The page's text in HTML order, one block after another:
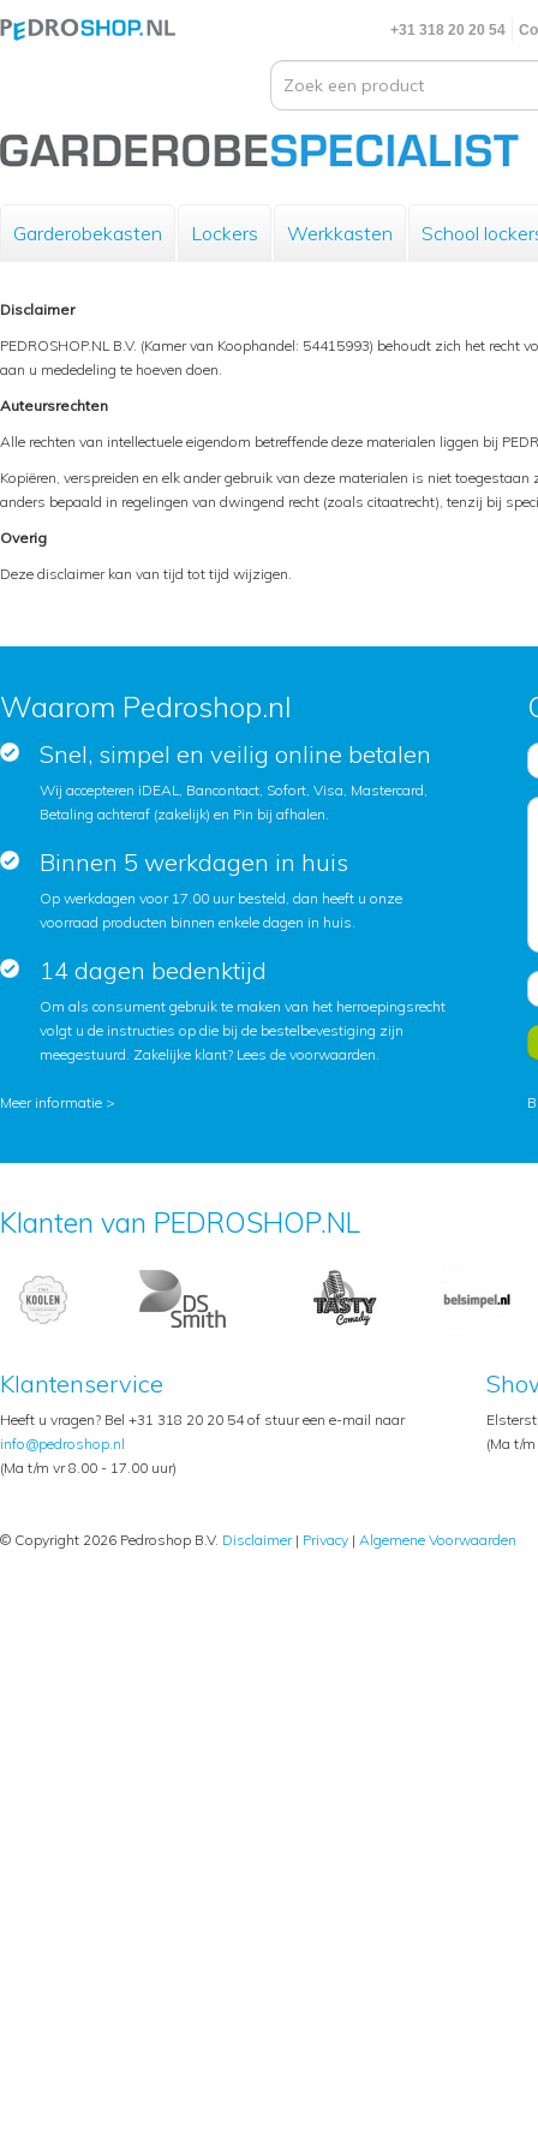
+31 318 20 20 54
Garderobekasten Lockers Werkkasten School
Disclaimer
PEDROSHOP.NL B.V. (Kamer van Koophandel: 54415993) behoudt zich het
aan u mededeling te hoeven doen.
Auteursrechten
Alle rechten van intellectuele eigendom betreffende deze materialen liggen bij
Kopiëren, verspreiden en elk ander gebruik van deze materialen is niet
anders bepaald in regelingen van dwingend recht (zoals citaatrecht), tenzij bij
Overig
Deze disclaimer kan van tijd tot tijd wijzigen.
Waarom Pedroshop.nl
Snel, simpel en veilig online betalen
Wij accepteren iDEAL, Bancontact, Sofort, Visa, Mastercard,
Betaling achteraf (zakelijk) en Pin bij afhalen.
Binnen 5 werkdagen in huis
Op werkdagen voor 17.00 uur besteld, dan heeft u onze
voorraad producten binnen enkele dagen in huis.
14 dagen bedenktijd
Om als consument gebruik te maken van het herroepingsrecht
volgt u de instructies op die bij de bestelbevestiging zijn
meegestuurd. Zakelijke klant? Lees de voorwaarden.
Meer informatie >
Klanten van PEDROSHOP.NL
Klantenservice
Heeft u vragen? Bel +31 318 20 20 54 of stuur een e-mail naar
info@pedroshop.nl
(Ma t/m vr 8.00 - 17.00 uur)
(Ma t/
© Copyright 2026 Pedroshop B.V. Disclaimer| Privacy | Algemene Voorwaarden